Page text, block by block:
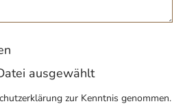
ausgewählt
zur Kenntnis genommen.